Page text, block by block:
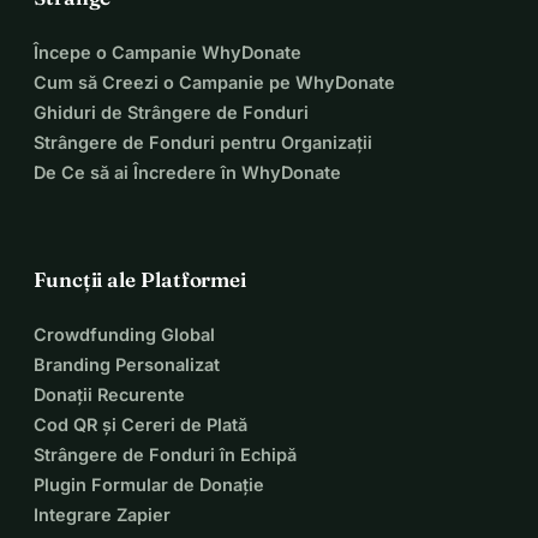
Începe o Campanie WhyDonate
Cum să Creezi o Campanie pe WhyDonate
Ghiduri de Strângere de Fonduri
Strângere de Fonduri pentru Organizații
De Ce să ai Încredere în WhyDonate
Funcții ale Platformei
Crowdfunding Global
Branding Personalizat
Donații Recurente
Cod QR și Cereri de Plată
Strângere de Fonduri în Echipă
Plugin Formular de Donație
Integrare Zapier